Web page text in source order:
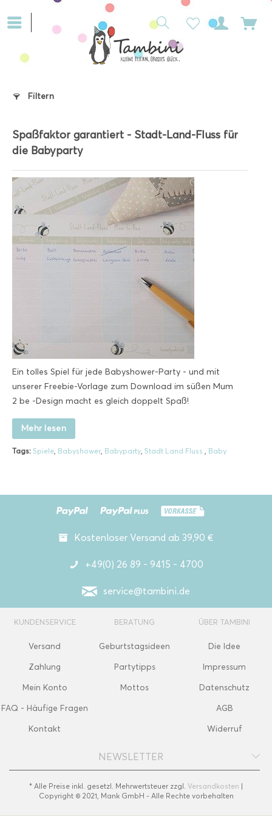
Filtern
Spaßfaktor garantiert - Stadt-Land-Fluss für
die Babyparty
Ein tolles Spiel für jede Babyshower-Party - und mit
unserer Freebie-Vorlage zum Download im süßen Mum
2 be -Design macht es gleich doppelt Spaß!
Mehr lesen
Tags: Spiele, Babyshower, Babyparty, Stadt Land Fluss , Baby
Kostenloser Versand ab 39,90 €
+49(0) 26 89 - 9415 - 4700
service@tambini.de
KUNDENSERVICE
Versand
Zahlung
Mein Konto
FAQ - Häufige Fragen
Kontakt
BERATUNG
Geburtstagsideen
Partytipps
Mottos
ÜBER TAMBINI
Die Idee
Impressum
Datenschutz
AGB
Widerruf
NEWSLETTER
* Alle Preise inkl. gesetzl. Mehrwertsteuer zzgl. Versandkosten |
Copyright © 2021, Mank GmbH - Alle Rechte vorbehalten